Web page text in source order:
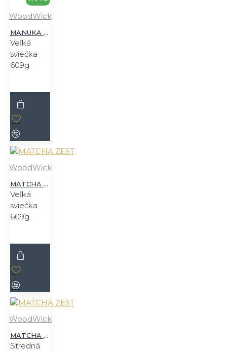
WoodWick
MANUKA NECTAR
Veľká
sviečka
609g
WoodWick
MATCHA ZEST
Veľká
sviečka
609g
WoodWick
MATCHA ZEST
Stredná